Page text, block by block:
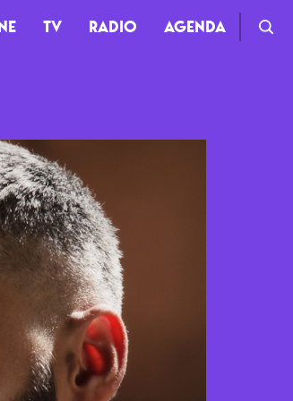
TV RADIO AGENDA
TV
Clips
Live
Documentaires
Web-séries